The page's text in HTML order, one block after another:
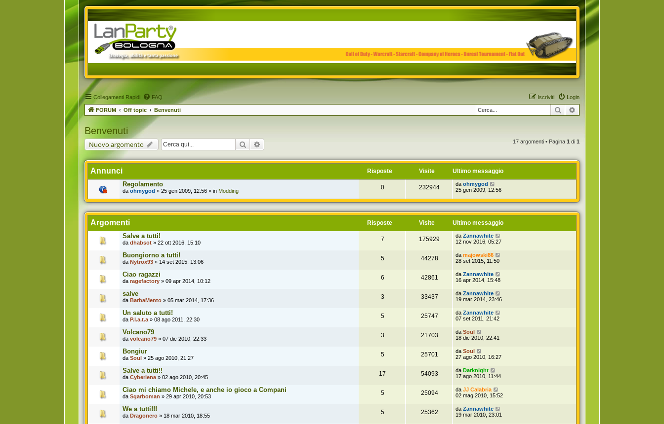
Collegamenti Rapidi FAQ Login
Iscriviti
FORUM Off topic Benvenuti Cerca
Benvenuti
Nuovo argomento Cerca 17 argomenti • Pagina 1 di 1
Annunci Risposte Visite Ultimo messaggio
Regolamento
da ohmygod » 25 gen 2009, 12:56 » in Modding 0 232944 da ohmygod
25 gen 2009, 12:56
Argomenti Risposte Visite Ultimo messaggio
Salve a tutti!
da dhabsot » 22 ott 2016, 15:10 7 175929 da Zannawhite
12 nov 2016, 05:27
Buongiorno a tutti!
da Nytrox93 » 14 set 2015, 13:06 5 44278 da majowski86
28 set 2015, 11:50
Ciao ragazzi
da ragefactory » 09 apr 2014, 10:12 6 42861 da Zannawhite
16 apr 2014, 15:48
salve
da BarbaMento » 05 mar 2014, 17:36 3 33437 da Zannawhite
19 mar 2014, 23:46
Un saluto a tutti!
da P.l.a.t.a » 08 ago 2011, 22:30 5 25747 da Zannawhite
07 set 2011, 21:42
Volcano79
da volcano79 » 07 dic 2010, 22:33 3 21703 da Soul
18 dic 2010, 22:41
Bongiur
da Soul » 25 ago 2010, 21:27 5 25701 da Soul
27 ago 2010, 16:27
Salve a tutti!!
da Cyberiena » 02 ago 2010, 20:45 17 54093 da Darknight
17 ago 2010, 11:44
Ciao mi chiamo Michele, e anche io gioco a Compani
da Sgarboman » 29 apr 2010, 20:53 5 25094 da JJ Calabria
02 mag 2010, 15:52
We a tutti!!!
da Dragonero » 18 mar 2010, 18:55 5 25362 da Zannawhite
19 mar 2010, 23:01